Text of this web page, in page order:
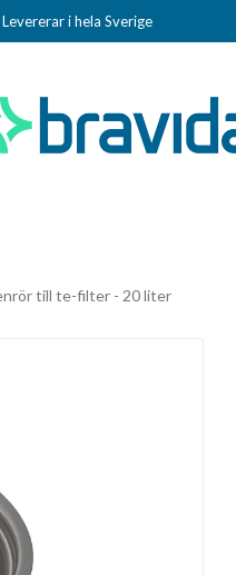
Levererar i hela Sverige
till te-filter - 20 liter